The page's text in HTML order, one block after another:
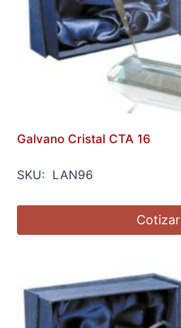
Galvano Cristal CTA 16
SKU: LAN96
Cotizar